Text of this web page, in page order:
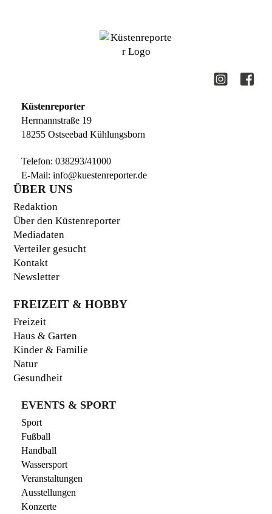
Küstenreporter
Hermannstraße 19
18255 Ostseebad Kühlungsborn
Telefon:038293/41000
E-Mail:info@kuestenreporter.de
ÜBER UNS
Redaktion
Über den Küstenreporter
Mediadaten
Verteiler gesucht
Kontakt
Newsletter
FREIZEIT & HOBBY
Freizeit
Haus & Garten
Kinder & Familie
Natur
Gesundheit
EVENTS & SPORT
Sport
Fußball
Handball
Wassersport
Veranstaltungen
Ausstellungen
Konzerte